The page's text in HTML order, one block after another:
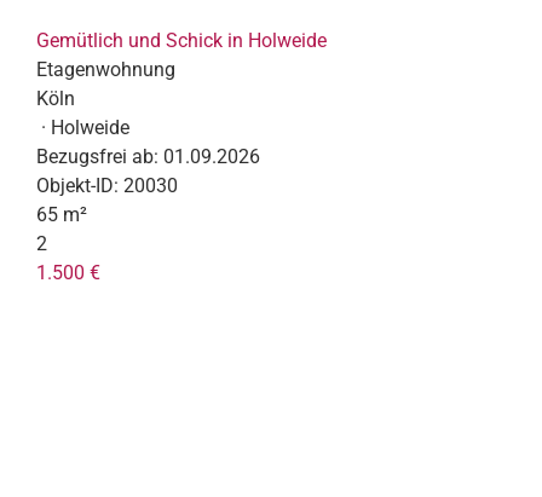
Gemütlich und Schick in Holweide
Etagenwohnung
Köln
· Holweide
Bezugsfrei ab: 01.09.2026
Objekt-ID: 20030
65 m²
2
1.500 €